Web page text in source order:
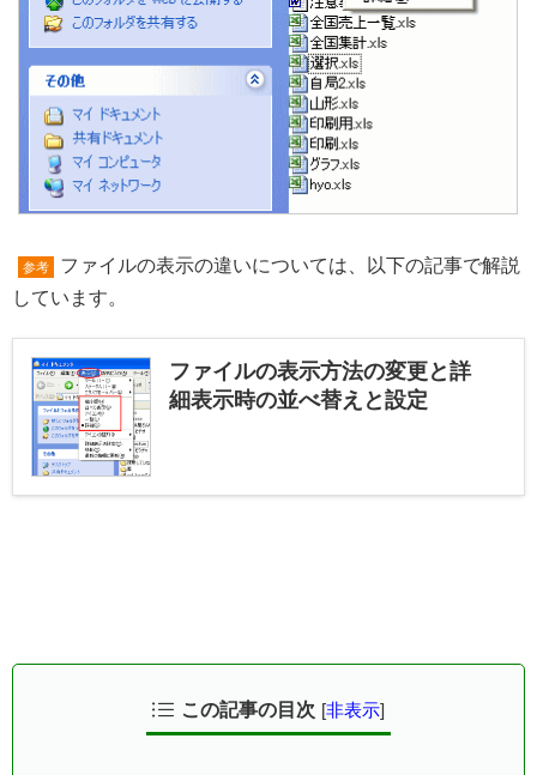
参考
ファイルの表示の違いについては、以下の記事で解説
しています。
ファイルの表示方法の変更と詳
細表示時の並べ替えと設定
この記事の目次 [非表示]